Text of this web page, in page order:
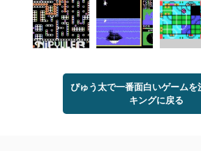
ぴゅう太で一番面白いゲームを
キングに戻る